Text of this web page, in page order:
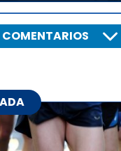
COMENTARIOS